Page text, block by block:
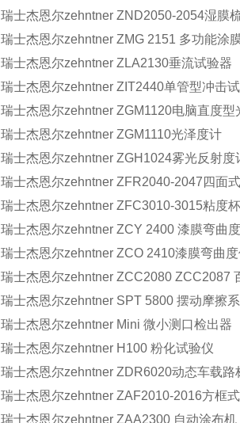
瑞士杰恩尔zehntner ZND2050-2054湿膜
瑞士杰恩尔zehntner ZMG 2151 多功能涂
瑞士杰恩尔zehntner ZLA2130垂流试验器
瑞士杰恩尔zehntner ZIT2440单管型冲击
瑞士杰恩尔zehntner ZGM1120电脑直度型
瑞士杰恩尔zehntner ZGM1110光泽度计
瑞士杰恩尔zehntner ZGH1024雾光反射度
瑞士杰恩尔zehntner ZFR2040-2047四面
瑞士杰恩尔zehntner ZFC3010-3015粘度
瑞士杰恩尔zehntner ZCY 2400 漆膜弯曲
瑞士杰恩尔zehntner ZCO 2410漆膜弯曲度
瑞士杰恩尔zehntner ZCC2080 ZCC2087
瑞士杰恩尔zehntner SPT 5800 摆动摩擦
瑞士杰恩尔zehntner Mini 微小测口检出器
瑞士杰恩尔zehntner H100 粉化试验仪
瑞士杰恩尔zehntner ZDR6020动态车载路
瑞士杰恩尔zehntner ZAF2010-2016方框
瑞士杰恩尔zehntner ZAA2300 自动涂布机